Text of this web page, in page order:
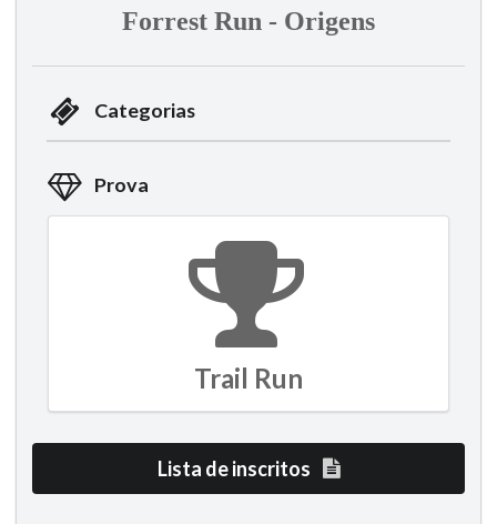
Forrest Run - Origens
Categorias
Prova
Trail Run
Lista de inscritos